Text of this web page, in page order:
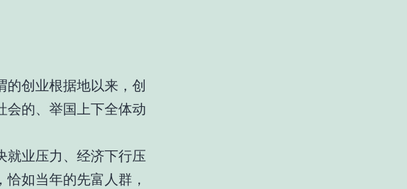
的创业根据地以来，创
会的、举国上下全体动
就业压力、经济下行压
如当年的先富人群，